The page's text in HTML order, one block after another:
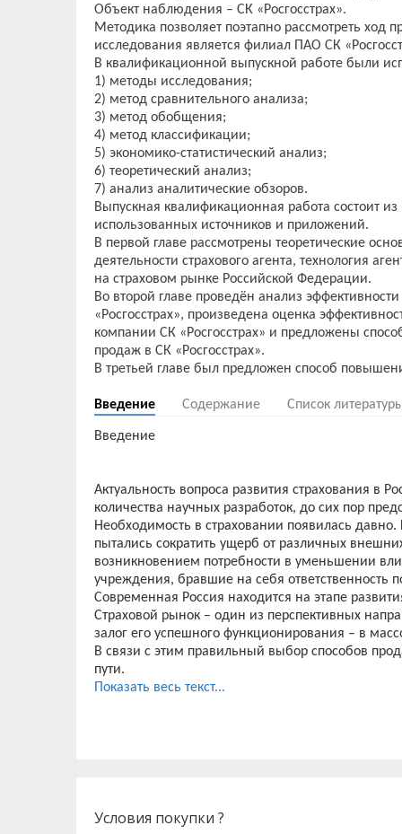
Объект наблюдения – СК «Росгосстрах».
Методика позволяет поэтапно рассмотреть ход
исследования является филиал ПАО СК
В квалификационной выпускной работе были
1) методы исследования;
2) метод сравнительного анализа;
3) метод обобщения;
4) метод классификации;
5) экономико-статистический анализ;
6) теоретический анализ;
7) анализ аналитические обзоров.
Выпускная квалификационная работа состоит
использованных источников и приложений.
В первой главе рассмотрены теоретические
деятельности страхового агента, технология
на страховом рынке Российской Федерации.
Во второй главе проведён анализ
«Росгосстрах», произведена оценка
компании СК «Росгосстрах» и предложены
продаж в СК «Росгосстрах».
Введение Содержание Список
Введение
Актуальность вопроса развития страхования в
количества научных разработок, до сих пор
Необходимость в страховании появилась
пытались сократить ущерб от различных
возникновением потребности в уменьшении
учреждения, бравшие на себя ответственность
Современная Россия находится на этапе
Страховой рынок – один из перспективных
залог его успешного функционирования – в
В связи с этим правильный выбор способов
пути.
Тема является актуальной, потому что
Показать весь текст...
Условия покупки ?